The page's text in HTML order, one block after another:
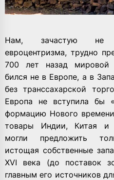
Нам, зачастую не
евроцентризма, трудно
700 лет назад мировой
бился не в Европе, а в
без транссахарской
Европа не вступила бы
формацию Нового
товары Индии, Китая и
могли предложить
истощая собственные
XVI века (до поставок
главным его источников